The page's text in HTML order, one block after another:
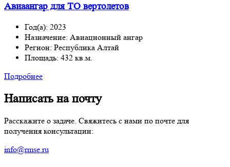
Авиаангар для ТО вертолетов
Год(а): 2023
Назначение: Авиационный ангар
Регион: Республика Алтай
Площадь: 432 кв.м.
Подробнее
Написать на почту
Расскажите о задаче. Свяжитесь с нами по почте для
получения консультации:
info@rmse.ru